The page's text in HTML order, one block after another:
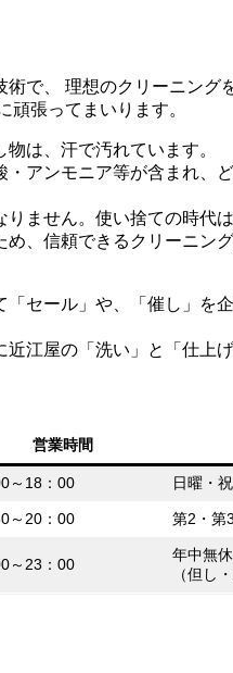
術で、 理想のクリーニング
頑張ってまいります。
は、汗で汚れています。
・アンモニア等が含まれ、
ません。使い捨ての時代
め、信頼できるクリーニン
「セール」や、「催し」を
江屋の「洗い」と「仕上
営業時間
～18：00 日曜・
～20：00 第2・第
～23：00
年中無休
（但し